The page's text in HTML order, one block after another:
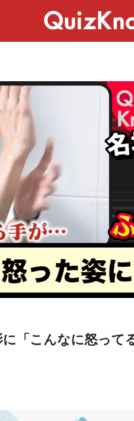
「こんなに怒って